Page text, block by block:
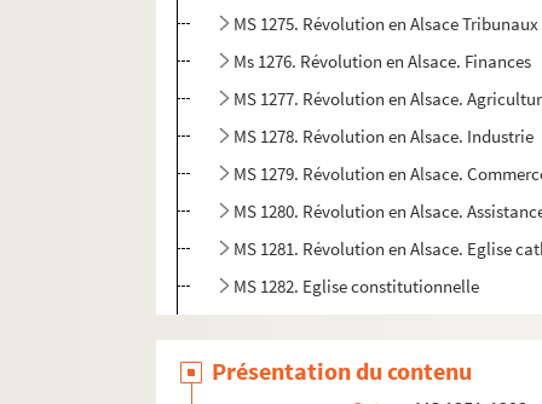
MS 1275. Révolution en Alsace Tribunaux
Ms 1276. Révolution en Alsace. Finances
MS 1277. Révolution en Alsace.
MS 1278. Révolution en Alsace. Industrie
MS 1279. Révolution en Alsace.
MS 1280. Révolution en Alsace.
MS 1281. Révolution en Alsace. Eglise
MS 1282. Eglise constitutionnelle
MS 1285-1286. Israélites
MS 1287-1288. Instruction primaire
Présentation du contenu